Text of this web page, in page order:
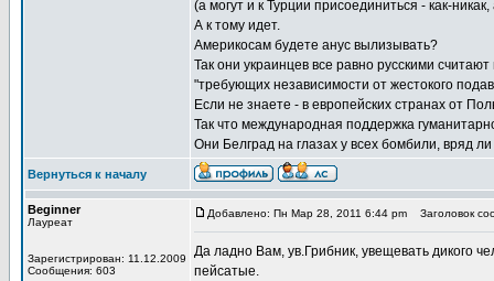
(а могут и к Турции присоединиться - как-
А к тому идет.
Америкосам будете анус вылизывать?
Так они украинцев все равно русскими
"требующих независимости от жестокого
Если не знаете - в европейских странах от
Так что международная поддержка
Они Белград на глазах у всех бомбили, вряд
Вернуться к началу
Beginner
Лауреат
Зарегистрирован: 11.12.2009
Сообщения: 603
Добавлено: Пн Мар 28, 2011 6:44 pm Заголовок
Да ладно Вам, ув.Грибник, увещевать дикого
пейсатые.